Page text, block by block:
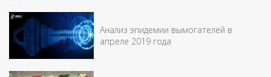
Анализ эпидемии вымогателей в
апреле 2019 года